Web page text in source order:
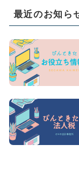
最近のお知ら